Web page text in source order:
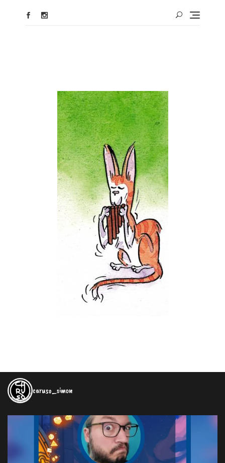
caruso_simon